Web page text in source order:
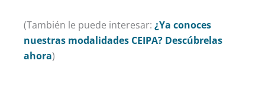
(También le puede interesar: ¿Ya conoces
nuestras modalidades CEIPA? Descúbrelas
ahora)